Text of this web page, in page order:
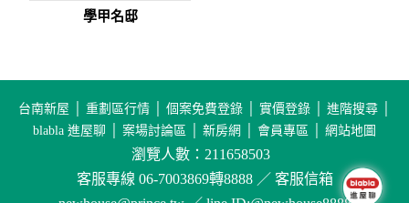
學甲名邸
台南新屋 重劃區行情 個案免費登錄 實價登錄 進階搜尋
blabla 進屋聊
案場討論區 新房網 會員專區 網站地圖
瀏覽人數：211658503
客服專線 06-7003869轉8888 ／ 客服信箱